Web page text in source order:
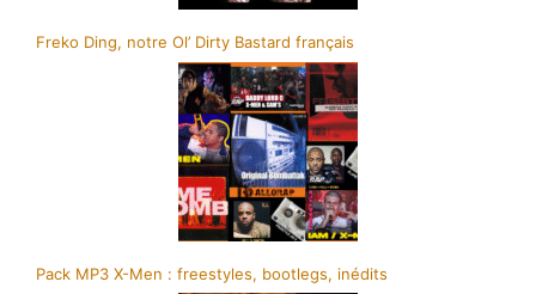
Freko Ding, notre Ol’ Dirty Bastard français
Pack MP3 X-Men : freestyles, bootlegs, inédits